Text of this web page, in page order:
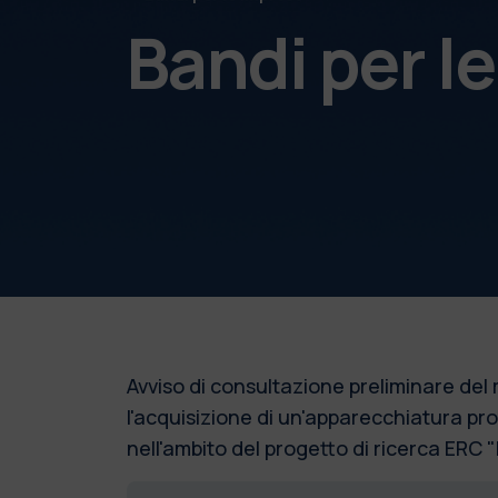
Bandi per
Avviso di consultazione preliminare
l'acquisizione di un'apparecchiatura
nell'ambito del progetto di ricerca ERC